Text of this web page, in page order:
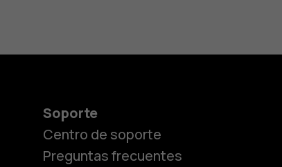
Soporte
Centro de soporte
Preguntas frecuentes